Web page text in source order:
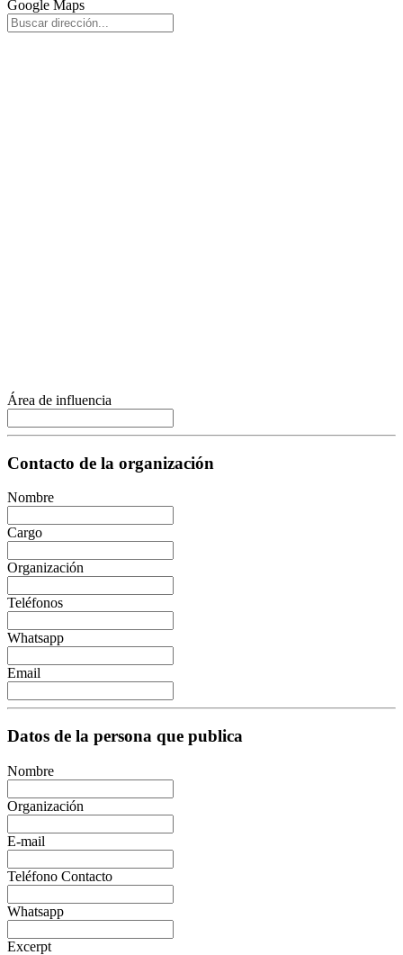
Google Maps
Área de influencia
Contacto de la organización
Nombre
Cargo
Organización
Teléfonos
Whatsapp
Email
Datos de la persona que publica
Nombre
Organización
E-mail
Teléfono Contacto
Whatsapp
Excerpt